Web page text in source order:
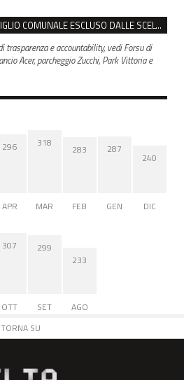
PARK ZUCCHI, LEGA: “CONSIGLIO COMUNALE ESCLUSO DALLE SCELTE, PRETENDIAMO TUTTI GLI ATTI”
trasparenza e accountability, vedi Forsu di
Acer, parcheggio Zucchi, Park Vittoria e
296
APR
318
MAR
283
FEB
287
GEN
240
DIC
307
OTT
299
SET
233
AGO
TORNA SU